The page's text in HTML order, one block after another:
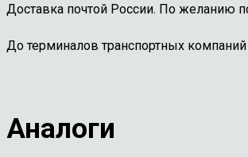
Доставка почтой России. По желанию
До терминалов транспортных
Аналоги